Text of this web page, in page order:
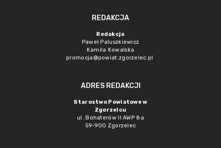
REDAKCJA
Redakcja
Paweł Paluszkiewicz
Kamila Kowalska
promocja@powiat.zgorzelec.pl
ADRES REDAKCJI
Starostwo Powiatowe w
Zgorzelcu
ul. Bohaterów II AWP 8a
59-900 Zgorzelec